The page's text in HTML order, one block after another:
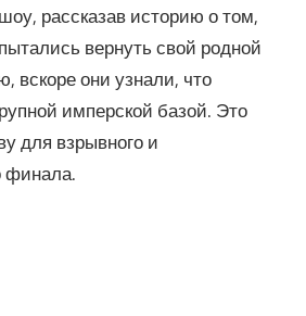
рассказав историю о том,
вернуть свой родной
вскоре они узнали, что
имперской базой. Это
для взрывного и
финала.